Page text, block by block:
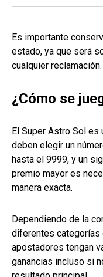
Es importante
estado, ya que será
cualquier reclamación.
¿Cómo se
El Super Astro Sol es
deben elegir un
hasta el 9999, y un
premio mayor es
manera exacta.
Dependiendo de la
diferentes categorías
apostadores tengan
ganancias incluso si